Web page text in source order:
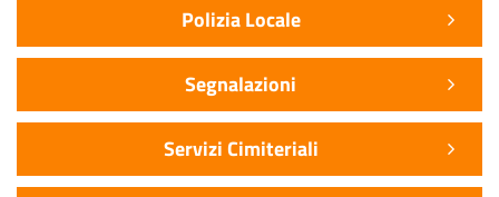
Polizia Locale
Segnalazioni
Servizi Cimiteriali